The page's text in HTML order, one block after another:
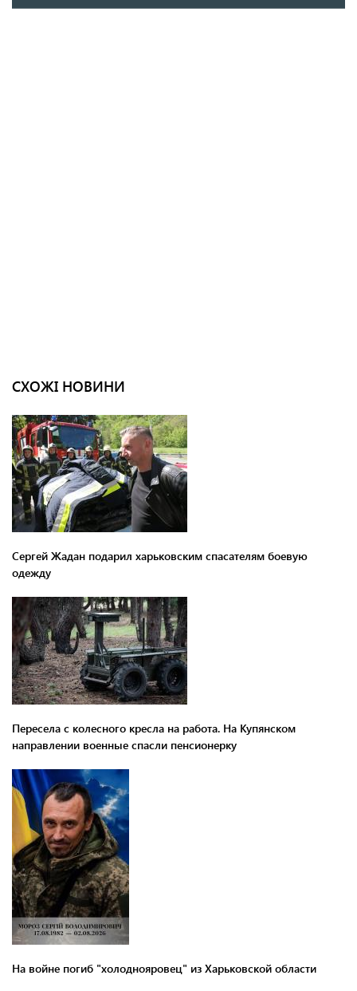
СХОЖІ НОВИНИ
Сергей Жадан подарил харьковским спасателям боевую
одежду
Пересела с колесного кресла на работа. На Купянском
направлении военные спасли пенсионерку
На войне погиб "холоднояровец" из Харьковской области